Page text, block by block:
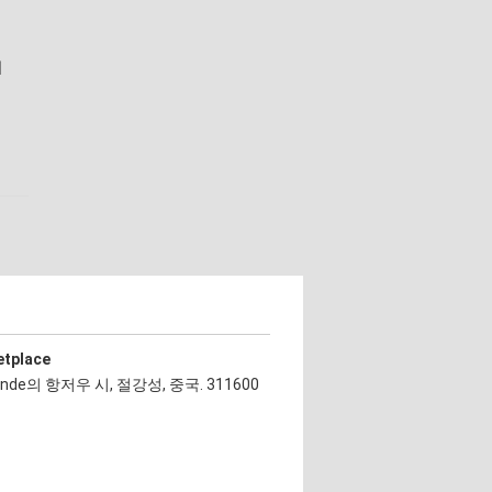
의 항저우 시, 절강성, 중국. 311600